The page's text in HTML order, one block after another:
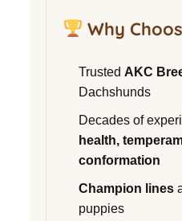
Why
Trusted AKC
Dachshunds
Decades of
health,
conformation
Champion lines
puppies